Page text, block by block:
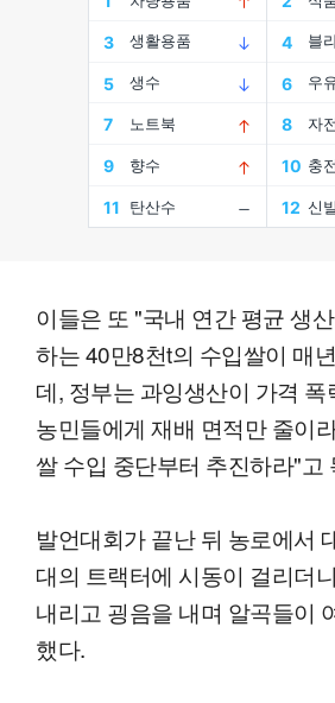
이들은 또 "국내 연간 평균 생
하는 40만8천t의 수입쌀이 매
데, 정부는 과잉생산이 가격
농민들에게 재배 면적만 줄이
쌀 수입 중단부터 추진하라"고
발언대회가 끝난 뒤 농로에서
대의 트랙터에 시동이 걸리더
내리고 굉음을 내며 알곡들이
했다.